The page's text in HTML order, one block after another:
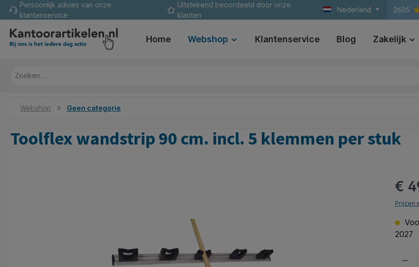
Ga naar de hoofdnavigatie
Persoonlijk advies van onze
klantenservice
Uitstekend beoordeeld door onze
klanten
Nederland 2605
Home Webshop Klantenservice Blog Zakelijk
Webshop Geen categorie
Toolflex wandstrip 90 cm. incl. 5 klemmen per stuk
€
Prijzen
2027